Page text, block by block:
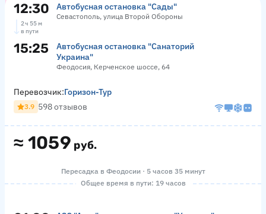
12:30 Автобусная остановка "Сады"
Севастополь, улица Второй Обороны
2 ч 55 м
в пути
15:25
Автобусная остановка "Санаторий
Украина"
Феодосия, Керченское шоссе, 64
≈ 1059 руб.
Перевозчик:Горизон-Тур
3.9 598 отзывов
Пересадка в Феодосии · 5 часов 35 минут
Общее время в пути: 19 часов